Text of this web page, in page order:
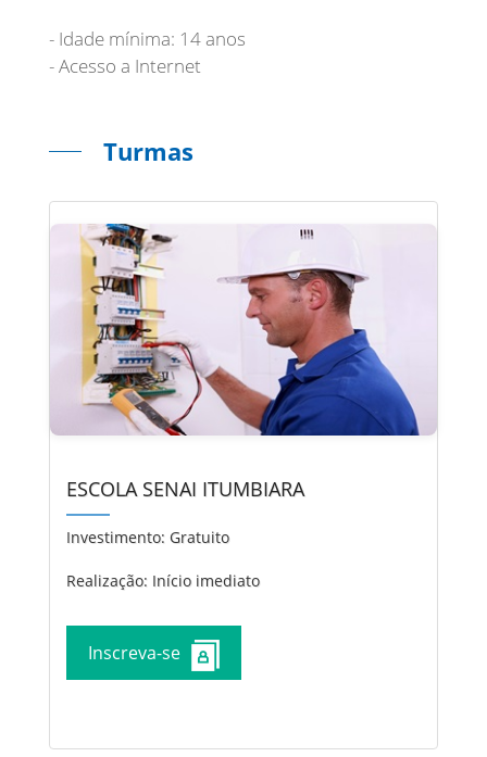
- Idade mínima: 14 anos
- Acesso a Internet
Turmas
ESCOLA SENAI ITUMBIARA
Investimento: Gratuito
Realização: Início imediato
Inscreva-se